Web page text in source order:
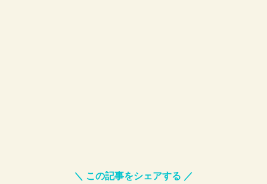
＼ この記事をシェアする ／